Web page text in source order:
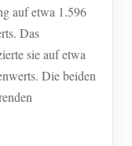
auf etwa 1.596
Das
sie auf etwa
Die beiden